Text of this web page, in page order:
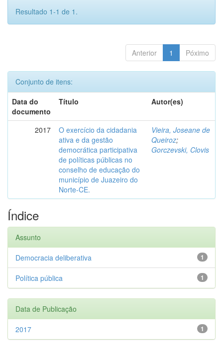
Resultado 1-1 de 1.
Anterior 1 Póximo
Conjunto de itens:
Data do
documento
Título Autor(es)
2017
O exercício da cidadania
ativa e da gestão
democrática participativa
de políticas públicas no
conselho de educação do
município de Juazeiro do
Norte-CE.
Vieira, Joseane de
Queiroz;
Gorczevski, Clovis
Índice
Assunto
1
Democracia deliberativa
1
Política pública
Data de Publicação
1
2017